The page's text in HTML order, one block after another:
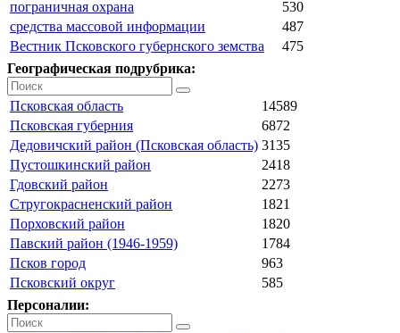
пограничная охрана
530
средства массовой информации
487
Вестник Псковского губернского земства
475
Географическая подрубрика:
Псковская область
14589
Псковская губерния
6872
Дедовичский район (Псковская область) 3135
Пустошкинский район
2418
Гдовский район
2273
Стругокрасненский район
1821
Порховский район
1820
Павский район (1946-1959)
1784
Псков город
963
Псковский округ
585
Персоналии: